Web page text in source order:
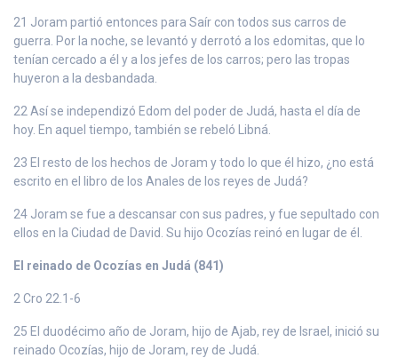
21 Joram partió entonces para Saír con todos sus carros de
guerra. Por la noche, se levantó y derrotó a los edomitas, que lo
tenían cercado a él y a los jefes de los carros; pero las tropas
huyeron a la desbandada.
22 Así se independizó Edom del poder de Judá, hasta el día de
hoy. En aquel tiempo, también se rebeló Libná.
23 El resto de los hechos de Joram y todo lo que él hizo, ¿no está
escrito en el libro de los Anales de los reyes de Judá?
24 Joram se fue a descansar con sus padres, y fue sepultado con
ellos en la Ciudad de David. Su hijo Ocozías reinó en lugar de él.
El reinado de Ocozías en Judá (841)
2 Cro 22.1-6
25 El duodécimo año de Joram, hijo de Ajab, rey de Israel, inició su
reinado Ocozías, hijo de Joram, rey de Judá.